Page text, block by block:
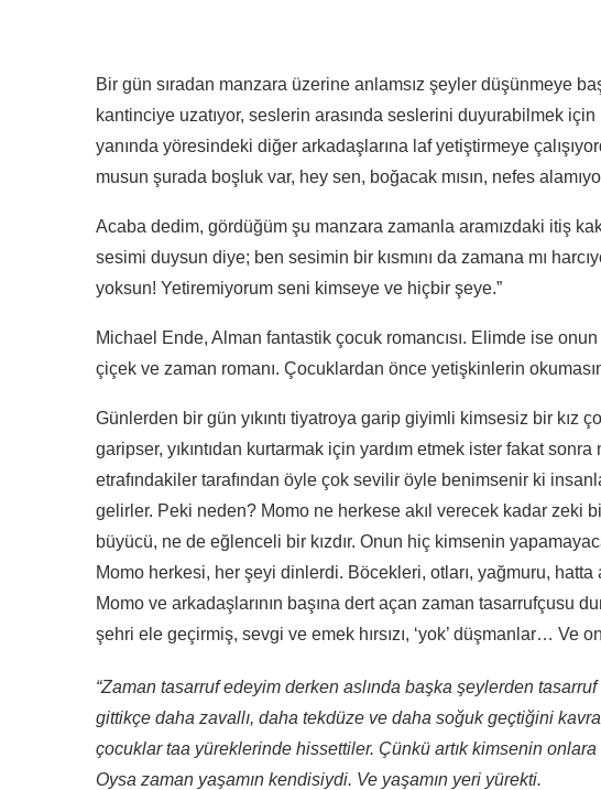
Bir gün sıradan manzara üzerine anlamsız şeyler düşünmeye
kantinciye uzatıyor, seslerin arasında seslerini duyurabilmek için
yanında yöresindeki diğer arkadaşlarına laf yetiştirmeye
musun şurada boşluk var, hey sen, boğacak mısın, nefes
Acaba dedim, gördüğüm şu manzara zamanla aramızdaki itiş
sesimi duysun diye; ben sesimin bir kısmını da zamana mı
yoksun! Yetiremiyorum seni kimseye ve hiçbir şeye.”
Michael Ende, Alman fantastik çocuk romancısı. Elimde ise
çiçek ve zaman romanı. Çocuklardan önce yetişkinlerin
Günlerden bir gün yıkıntı tiyatroya garip giyimli kimsesiz bir kız
garipser, yıkıntıdan kurtarmak için yardım etmek ister fakat
etrafındakiler tarafından öyle çok sevilir öyle benimsenir ki
gelirler. Peki neden? Momo ne herkese akıl verecek kadar zeki
büyücü, ne de eğlenceli bir kızdır. Onun hiç kimsenin
Momo herkesi, her şeyi dinlerdi. Böcekleri, otları, yağmuru,
Momo ve arkadaşlarının başına dert açan zaman tasarrufçusu
şehri ele geçirmiş, sevgi ve emek hırsızı, ‘yok’ düşmanlar… Ve
“Zaman tasarruf edeyim derken aslında başka şeylerden
gittikçe daha zavallı, daha tekdüze ve daha soğuk geçtiğini
çocuklar taa yüreklerinde hissettiler. Çünkü artık kimsenin onlara
Oysa zaman yaşamın kendisiydi. Ve yaşamın yeri yürekti.